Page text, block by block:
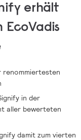
erhält
EcoVadis
renommiertesten
in der
aller bewerteten
damit zum vierten